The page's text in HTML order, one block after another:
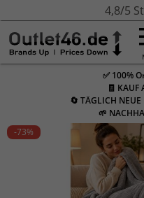
4,8/5
✅ 100%
🧾 KAUF
🔄 TÄGLICH
🌱
-73%